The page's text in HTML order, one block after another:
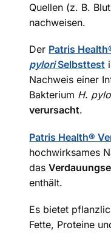
Quellen (z. B.
nachweisen.
Der Patris
pyloriSelbsttest
Nachweis einer
Bakterium H.
verursacht.
Patris Health®
hochwirksames
das
enthält.
Es bietet
Fette, Proteine